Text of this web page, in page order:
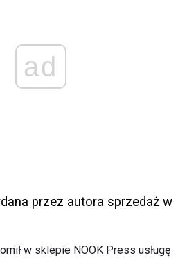
ad
przez autora sprzedaż w
w sklepie NOOK Press usługę